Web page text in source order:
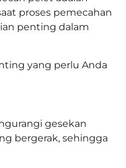
proses pemecahan
penting dalam
yang perlu Anda
gesekan
bergerak, sehingga